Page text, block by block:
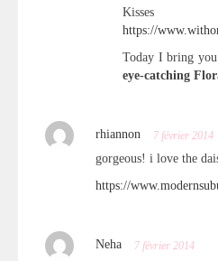
https://
Today I bring you
eye-catching
rhiannon 7 février 2014
gorgeous! i love the
https://
Neha 7 février 2014